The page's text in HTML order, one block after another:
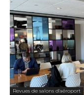
Revues de salons d'aéroport